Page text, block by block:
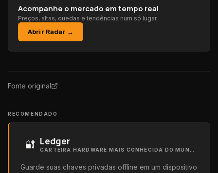
Acompanhe o mercado em tempo real
Preços, altas, quedas e tendências num só lugar.
Abrir Radar →
Fonte original
RECOMENDADO
🔐 Ledger
Guarde suas chaves privadas offline em um dispositivo